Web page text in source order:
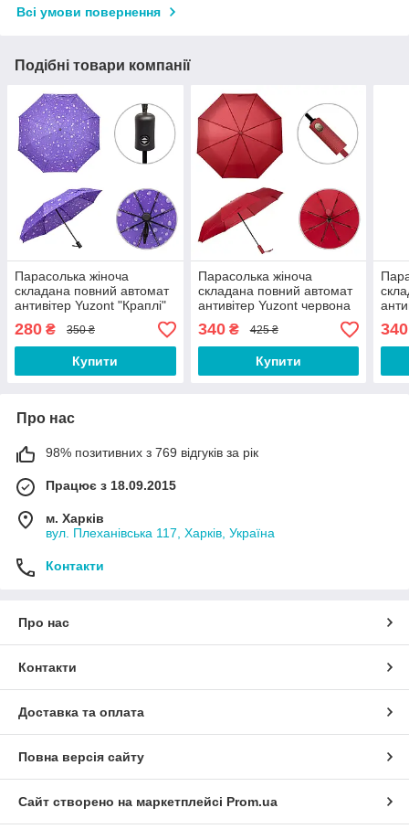
Всі умови повернення
Подібні товари компанії
Парасолька жіноча
складана повний автомат
антивітер Yuzont "Краплі"
9999 синя
280 ₴ 350 ₴
Купити
Парасолька жіноча
складана повний автомат
антивітер Yuzont червона
(1757)
340₴ 425 ₴
Купити
340
Про нас
98% позитивних з 769 відгуків за рік
Працює з 18.09.2015
м. Харків
вул. Плеханівська 117, Харків, Україна
Контакти
Про нас
Контакти
Доставка та оплата
Повна версія сайту
Сайт створено на маркетплейсі Prom.ua